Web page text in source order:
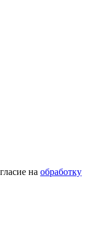
на обработку